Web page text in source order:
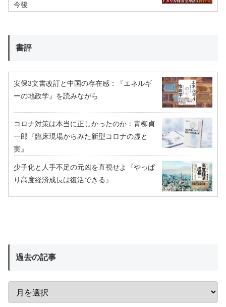
今後
書評
安保3文書改訂と中国の存在感：『エネルギ
ーの地政学』を読みながら
コロナ対策は本当に正しかったのか：青柳貞
一郎『臨床現場からみた新型コロナの虚と
実』
少子化と人手不足の元凶を直視せよ『やっぱ
り高度経済成長は復活できる』
過去の記事